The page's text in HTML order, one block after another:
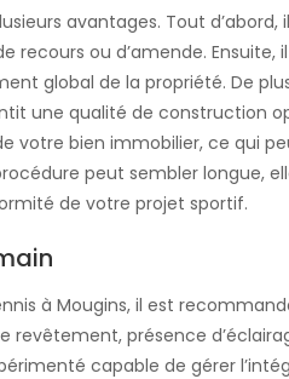
avantages. Tout d’abord,
ou d’amende. Ensuite,
global de la propriété. De
une qualité de construction
votre bien immobilier, ce qui
peut sembler longue,
de votre projet sportif.
à Mougins, il est
présence
capable de gérer